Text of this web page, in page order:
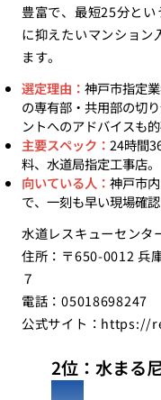
豊富で、最短25分と
に抑えたいマンション
ます。
選定理由： 神戸市指定
の専有部・共用部の切
ントへのアドバイスも的
主要スペック： 24時間
料、水道局指定工事店。
向いている人： 神戸市
で、一刻も早い現場確
水道レスキューセンタ
住所：〒650-0012 兵
７
電話：05018698247
公式サイト： https://
2位：水まる